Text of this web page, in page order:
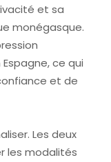
et sa
monégasque.
ce qui
et de
Les deux
les modalités